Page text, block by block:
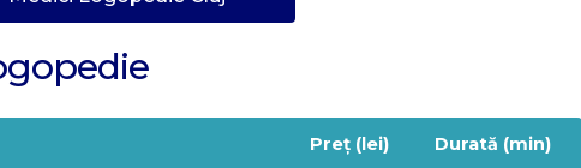
Preț (lei) Durată (min)